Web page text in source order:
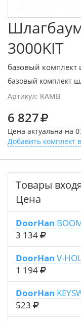
3000KIT
базовый комплект
базовый комплект
Артикул: KAMB
6 827
Цена актуальна на
Добавить комплект
Товары
Цена
DoorHan
3 134
DoorHan V-
1 194
DoorHan
523